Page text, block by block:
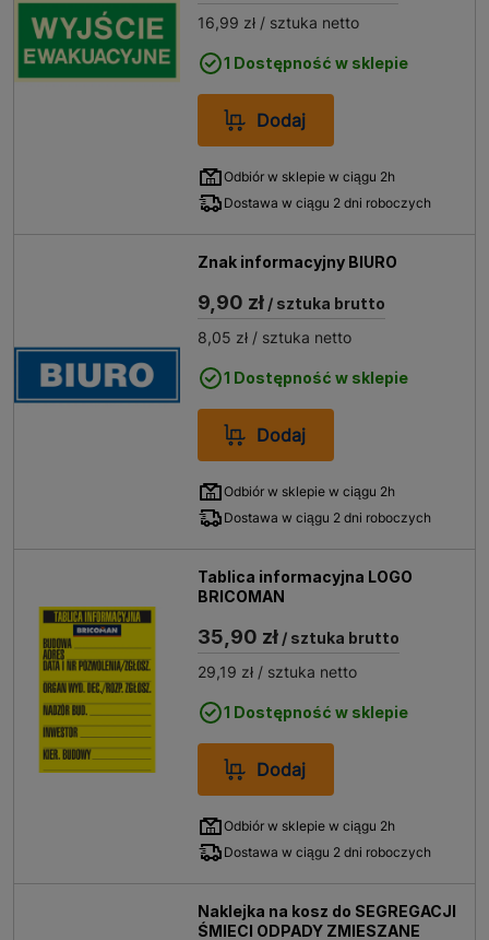
16,99 zł / sztuka netto
1 Dostępność w sklepie
Dodaj
Odbiór w sklepie w ciągu 2h
Dostawa w ciągu 2 dni roboczych
Znak informacyjny BIURO
9,90 zł / sztuka brutto
8,05 zł / sztuka netto
1 Dostępność w sklepie
Dodaj
Odbiór w sklepie w ciągu 2h
Dostawa w ciągu 2 dni roboczych
Tablica informacyjna LOGO
BRICOMAN
35,90 zł / sztuka brutto
29,19 zł / sztuka netto
1 Dostępność w sklepie
Dodaj
Odbiór w sklepie w ciągu 2h
Dostawa w ciągu 2 dni roboczych
Naklejka na kosz do SEGREGACJI
ŚMIECI ODPADY ZMIESZANE